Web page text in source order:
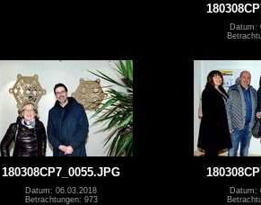
Datum:
180308CP7_0055.JPG
Datum: 06.03.2018
Betrachtungen: 973
Datum: